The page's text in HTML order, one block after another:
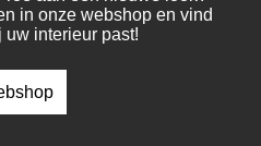
in onze webshop en vind
uw interieur past!